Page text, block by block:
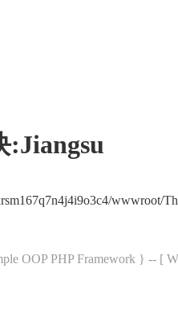
:Jiangsu
OOP PHP Framework } -- [